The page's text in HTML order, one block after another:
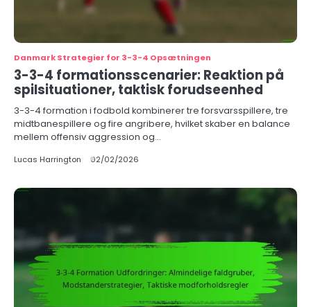
Danmark Strategier for 3-3-4 Opsætningen
3-3-4 formationsscenarier: Reaktion på
spilsituationer, taktisk forudseenhed
3-3-4 formation i fodbold kombinerer tre forsvarsspillere, tre
midtbanespillere og fire angribere, hvilket skaber en balance
mellem offensiv aggression og…
Lucas Harrington 02/02/2026